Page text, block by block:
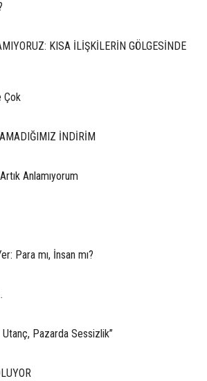
KISA İLİŞKİLERİN GÖLGESİNDE
Çok
İNDİRİM
Anlamıyorum
Para mı, İnsan mı?
Utanç, Pazarda Sessizlik”